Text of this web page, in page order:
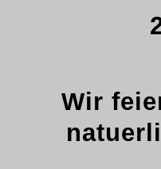
Wir